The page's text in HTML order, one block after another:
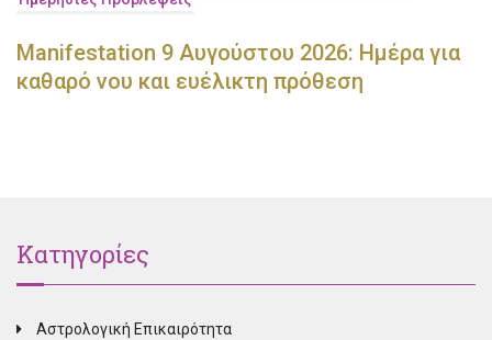
Manifestation 9 Αυγούστου 2026: Ημέρα για
καθαρό νου και ευέλικτη πρόθεση
Κατηγορίες
Αστρολογική Επικαιρότητα